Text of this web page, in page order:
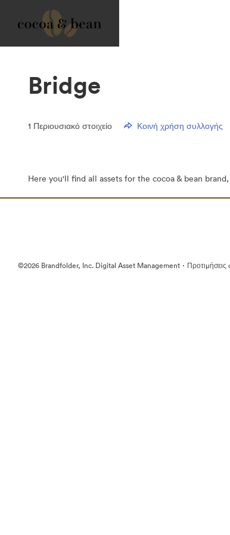
Bridge
1 Περιουσιακό στοιχείο Κοινή χρήση συλλογής
Here you'll find all assets for the cocoa & bean
©2026 Brandfolder, Inc. Digital Asset Management ·